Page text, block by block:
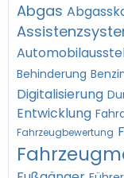
Abgas
Behinderung
Digitalisierung
Entwicklung
Fahrzeugbewertung